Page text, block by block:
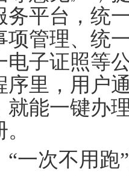
务平台，统
项管理、统
电子证照等
序里，用户
就能一键办
次不用跑”